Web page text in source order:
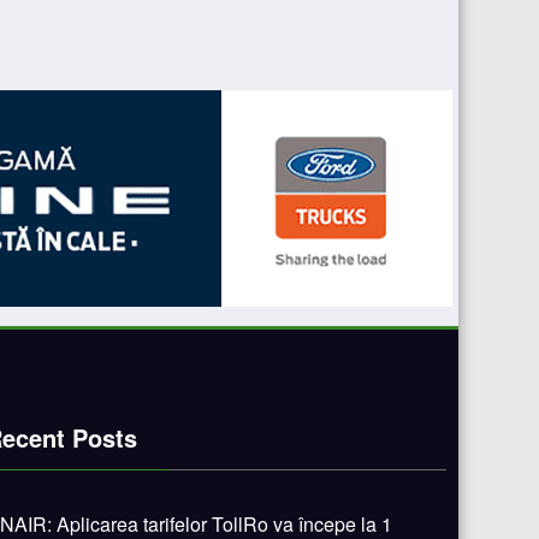
Posts
Aplicarea tarifelor TollRo va începe la 1